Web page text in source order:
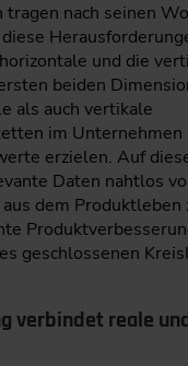
nach seinen
und die
beiden
als auch vertikale
im
erzielen. Auf
Daten nahtlos
dem Produktleben
geschlossenen
verbindet reale